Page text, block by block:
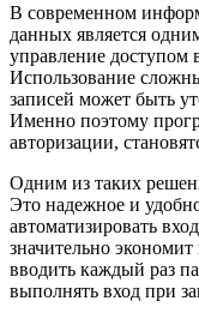
В современном
данных является
управление доступом
Использование
записей может быть
Именно поэтому
авторизации,
Одним из таких
Это надежное и
автоматизировать
значительно
вводить каждый раз
выполнять вход при